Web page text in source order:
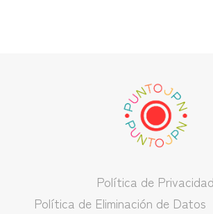
Política de Privacidad
Política de Eliminación de Datos